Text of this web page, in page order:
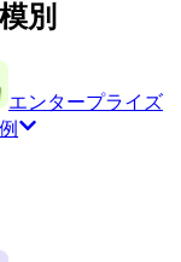
別
エンタープライズ